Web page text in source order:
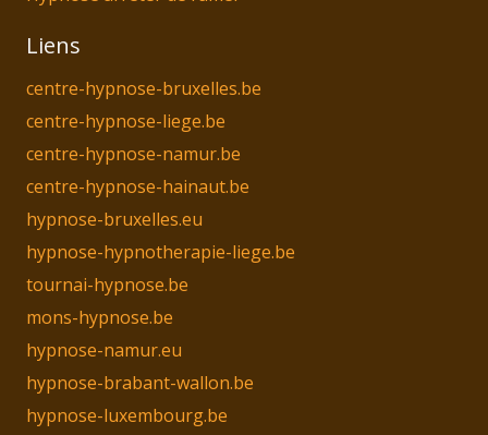
Liens
centre-hypnose-bruxelles.be
centre-hypnose-liege.be
centre-hypnose-namur.be
centre-hypnose-hainaut.be
hypnose-bruxelles.eu
hypnose-hypnotherapie-liege.be
tournai-hypnose.be
mons-hypnose.be
hypnose-namur.eu
hypnose-brabant-wallon.be
hypnose-luxembourg.be